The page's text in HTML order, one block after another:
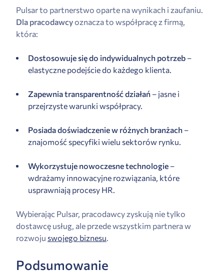
Pulsar to partnerstwo oparte na wynikach i zaufaniu.
Dla pracodawcyoznacza to współpracę z firmą,
która:
Dostosowuje się do indywidualnych potrzeb –
elastyczne podejście do każdego klienta.
Zapewnia transparentność działań – jasne i
przejrzyste warunki współpracy.
Posiada doświadczenie w różnych branżach –
znajomość specyfiki wielu sektorów rynku.
Wykorzystuje nowoczesne technologie –
wdrażamy innowacyjne rozwiązania, które
usprawniają procesy HR.
Wybierając Pulsar, pracodawcy zyskują nie tylko
dostawcę usług, ale przede wszystkim partnera w
rozwoju swojego biznesu.
Podsumowanie